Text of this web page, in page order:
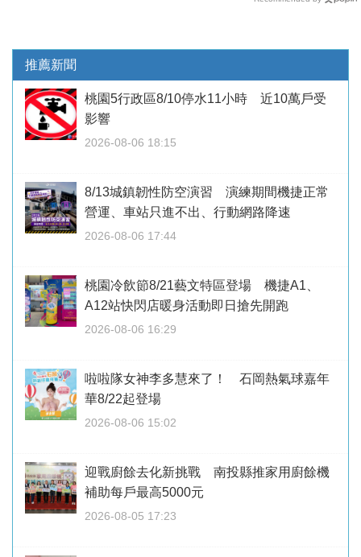
推薦新聞
桃園5行政區8/10停水11小時 近10萬戶受
影響
2026-08-06 18:15
8/13城鎮韌性防空演習 演練期間機捷正常
營運、車站只進不出、行動網路降速
2026-08-06 17:44
桃園冷飲節8/21藝文特區登場 機捷A1、
A12站快閃店暖身活動即日搶先開跑
2026-08-06 16:29
啦啦隊女神李多慧來了！ 石岡熱氣球嘉年
華8/22起登場
2026-08-06 15:02
迎戰廚餘去化新挑戰 南投縣推家用廚餘機
補助每戶最高5000元
2026-08-05 17:23